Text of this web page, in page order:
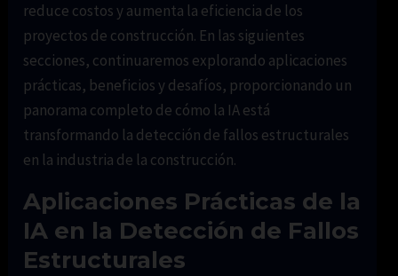
reduce costos y aumenta la eficiencia de los
proyectos de construcción. En las siguientes
secciones, continuaremos explorando aplicaciones
prácticas, beneficios y desafíos, proporcionando un
panorama completo de cómo la IA está
transformando la detección de fallos estructurales
en la industria de la construcción.
Aplicaciones Prácticas de la
IA en la Detección de Fallos
Estructurales